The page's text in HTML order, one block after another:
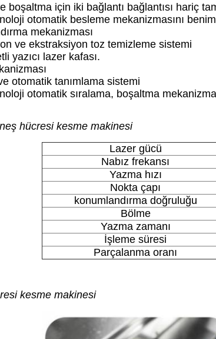
boşaltma için iki bağlantı bağlantısı hariç
otomatik besleme mekanizmasını
mekanizması
ve ekstraksiyon toz temizleme sistemi
yazıcı lazer kafası.
otomatik tanımlama sistemi
otomatik sıralama, boşaltma
hücresi kesme makinesi
Lazer gücü
Nabız frekansı
Yazma hızı
Nokta çapı
konumlandırma doğruluğu
Bölme
Yazma zamanı
İşleme süresi
Parçalanma oranı
kesme makinesi